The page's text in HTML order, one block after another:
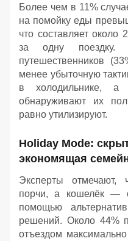
Более чем в 11%
на помойку еды
что составляет
за одну
путешественников
менее убыточную
в холодильнике, а
обнаруживают их
равно утилизируют.
Holiday Mode:
экономящая
Эксперты отмечают,
порчи, а кошелёк —
помощью
решений. Около 44%
отъездом